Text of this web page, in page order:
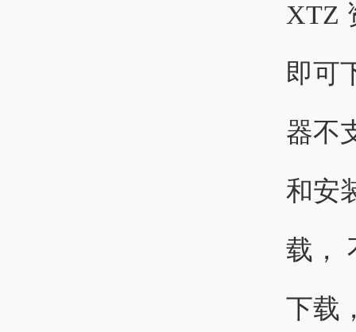
XTZ
即可
器不
和安
载，
下载